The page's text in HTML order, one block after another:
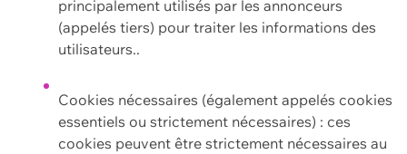
principalement utilisés par les annonceurs
(appelés tiers) pour traiter les informations des
utilisateurs..
Cookies nécessaires (également appelés cookies
essentiels ou strictement nécessaires) : ces
cookies peuvent être strictement nécessaires au